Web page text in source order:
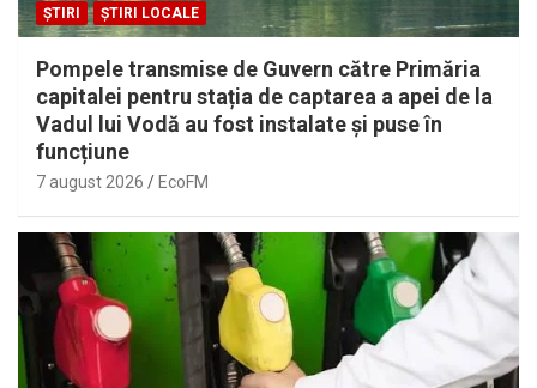
ȘTIRI ȘTIRI LOCALE
Pompele transmise de Guvern către Primăria
capitalei pentru stația de captarea a apei de la
Vadul lui Vodă au fost instalate și puse în
funcțiune
7 august 2026 EcoFM